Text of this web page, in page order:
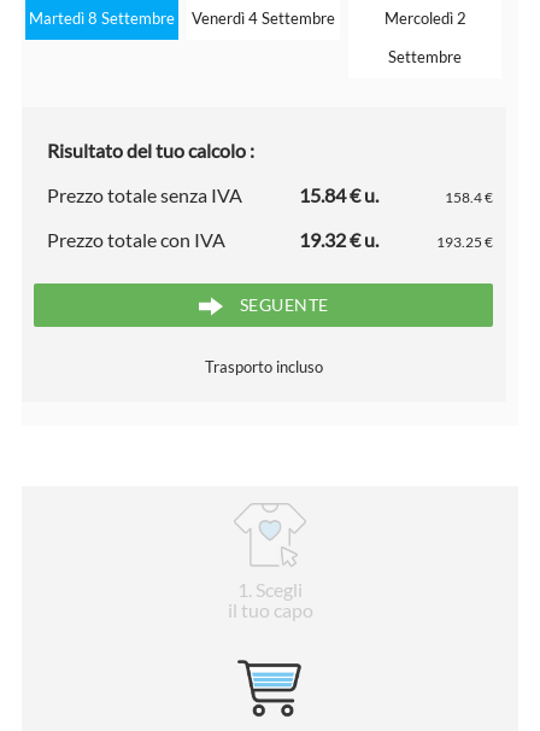
Martedì 8 Settembre
Venerdì 4 Settembre
Mercoledì 2
Settembre
Risultato del tuo calcolo :
Prezzo totale senza IVA
15.84 € u. 158.4 €
Prezzo totale con IVA 19.32 € u. 193.25 €
SEGUENTE
Trasporto incluso
1 . Scegli
il tuo capo